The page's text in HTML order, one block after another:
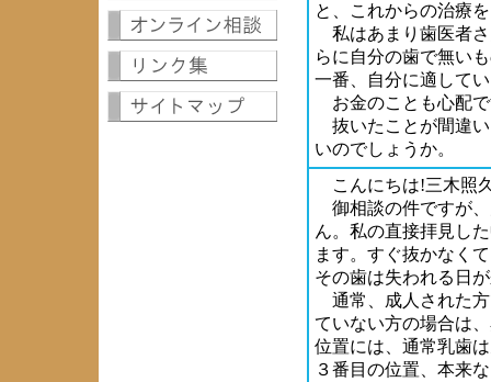
と、これからの治療
私はあまり歯医者さ
らに自分の歯で無い
一番、自分に適して
お金のことも心配
抜いたことが間違い
いのでしょうか。
こんにちは!三木照
御相談の件ですが、
ん。私の直接拝見し
ます。すぐ抜かなく
その歯は失われる日
通常、成人された方
ていない方の場合は
位置には、通常乳歯
３番目の位置、本来